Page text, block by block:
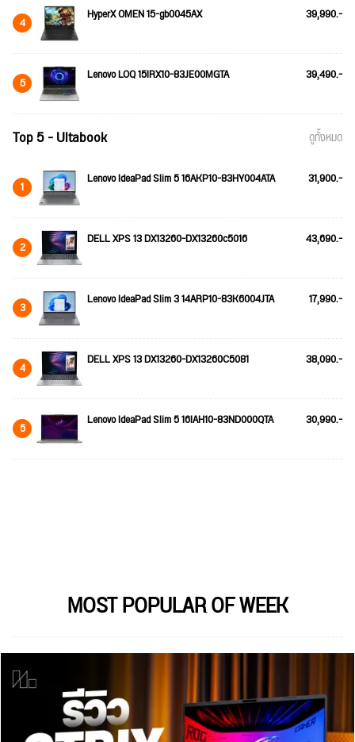
4 HyperX OMEN 15-gb0045AX 39,990.-
5 Lenovo LOQ 15IRX10-83JE00MGTA 39,490.-
Top 5 - Ultabook ดูทั้งหมด
1 Lenovo IdeaPad Slim 5 16AKP10-83HY004ATA 31,900.-
2 DELL XPS 13 DX13260-DX13260c5016 43,690.-
3 Lenovo IdeaPad Slim 3 14ARP10-83K6004JTA 17,990.-
4 DELL XPS 13 DX13260-DX13260C5081 38,090.-
5 Lenovo IdeaPad Slim 5 16IAH10-83ND000QTA 30,990.-
MOST POPULAR OF WEEK